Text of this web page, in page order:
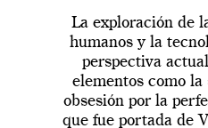
La exploración de
humanos y la
perspectiva
elementos como
obsesión por la
que fue portada de